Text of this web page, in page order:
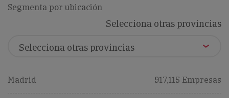
Segmenta por ubicación
Selecciona otras provincias
Madrid 917,115 Empresas